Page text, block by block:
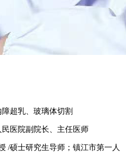
超乳、玻璃体切割
医院副院长、主任医师
/硕士研究生导师；镇江市第一人